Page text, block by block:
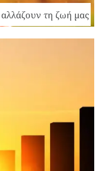
αλλάζουν τη ζωή μας